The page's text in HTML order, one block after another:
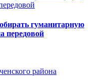
гуманитарную
передовой